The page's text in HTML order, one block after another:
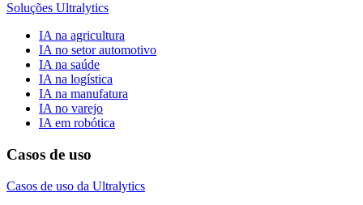
Soluções Ultralytics
IA na agricultura
IA no setor automotivo
IA na saúde
IA na logística
IA na manufatura
IA no varejo
IA em robótica
Casos de uso
Casos de uso da Ultralytics